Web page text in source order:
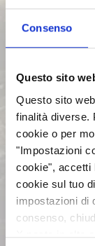
Consenso
Questo sito
Questo sito
finalità diverse.
cookie o per
"Impostazioni
cookie", accetti
cookie sul tuo
impostazioni di
consenso,
X posta in alto